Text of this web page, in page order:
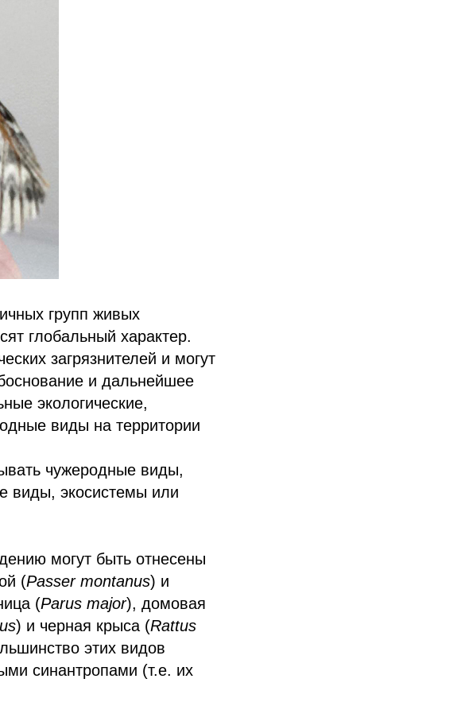
групп живых
глобальный характер.
загрязнителей и могут
и дальнейшее
экологические,
виды на территории
чужеродные виды,
виды, экосистемы или
могут быть отнесены
(Passer montanus) и
(Parus major), домовая
) и черная крыса (Rattus
этих видов
синантропами (т.е. их